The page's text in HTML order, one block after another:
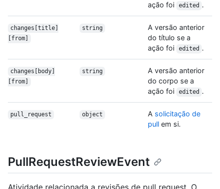
ação foi
edited .
changes[title]
[from]
string
A versão anterior
do título se a
ação foi
edited .
changes[body]
[from]
string
A versão anterior
do corpo se a
ação foi
edited .
pull_request object A solicitação de
pull em si.
PullRequestReviewEvent